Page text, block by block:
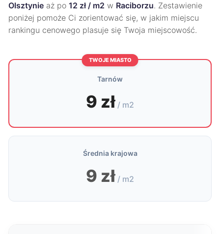
Olsztynie aż po 12 zł / m2 w Raciborzu. Zestawienie
poniżej pomoże Ci zorientować się, w jakim miejscu
rankingu cenowego plasuje się Twoja miejscowość.
TWOJE MIASTO
Tarnów
9 zł / m2
Średnia krajowa
9 zł / m2